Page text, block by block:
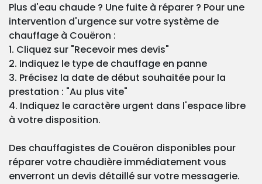
Plus d'eau chaude ? Une fuite à réparer ? Pour une
intervention d'urgence sur votre système de
chauffage à Couëron :
1. Cliquez sur "Recevoir mes devis"
2. Indiquez le type de chauffage en panne
3. Précisez la date de début souhaitée pour la
prestation : "Au plus vite"
4. Indiquez le caractère urgent dans l'espace libre
à votre disposition.
Des chauffagistes de Couëron disponibles pour
réparer votre chaudière immédiatement vous
enverront un devis détaillé sur votre messagerie.